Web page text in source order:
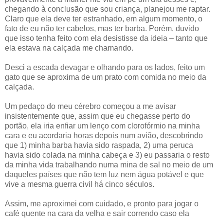
chegando à conclusão que sou criança, planejou me raptar.
Claro que ela deve ter estranhado, em algum momento, o
fato de eu não ter cabelos, mas ter barba. Porém, duvido
que isso tenha feito com ela desistisse da ideia – tanto que
ela estava na calçada me chamando.
Desci a escada devagar e olhando para os lados, feito um
gato que se aproxima de um prato com comida no meio da
calçada.
Um pedaço do meu cérebro começou a me avisar
insistentemente que, assim que eu chegasse perto do
portão, ela iria enfiar um lenço com clorofórmio na minha
cara e eu acordaria horas depois num avião, descobrindo
que 1) minha barba havia sido raspada, 2) uma peruca
havia sido colada na minha cabeça e 3) eu passaria o resto
da minha vida trabalhando numa mina de sal no meio de um
daqueles países que não tem luz nem água potável e que
vive a mesma guerra civil há cinco séculos.
Assim, me aproximei com cuidado, e pronto para jogar o
café quente na cara da velha e sair correndo caso ela